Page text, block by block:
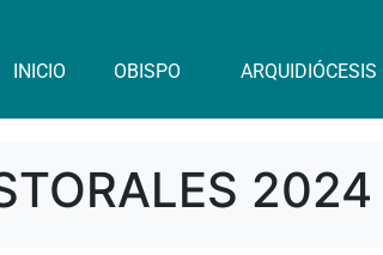
INICIO OBISPO ARQUIDIÓCESIS
2024